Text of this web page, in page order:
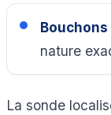
Bouchons
nature
La sonde